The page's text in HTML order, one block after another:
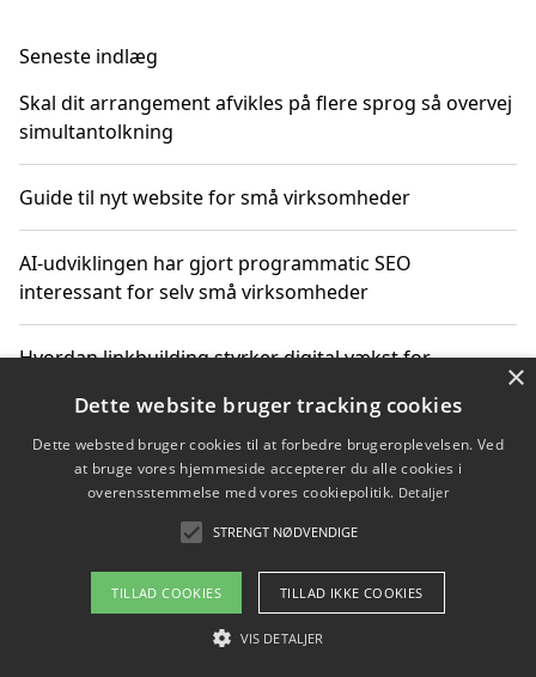
Seneste indlæg
Skal dit arrangement afvikles på flere sprog så overvej
simultantolkning
Guide til nyt website for små virksomheder
AI-udviklingen har gjort programmatic SEO
interessant for selv små virksomheder
Hvordan linkbuilding styrker digital vækst for
Sådan har udviklingen inden for genbrug af elektronik
ændret sig
Copyright 2026 - Pilanto Aps
Om / kontakt
×
Dette website bruger tracking cookies
Dette websted bruger cookies til at forbedre brugeroplevelsen. Ved
at bruge vores hjemmeside accepterer du alle cookies i
overensstemmelse med vores cookiepolitik. Detaljer
STRENGT NØDVENDIGE
TILLAD COOKIES TILLAD IKKE COOKIES
VIS DETALJER